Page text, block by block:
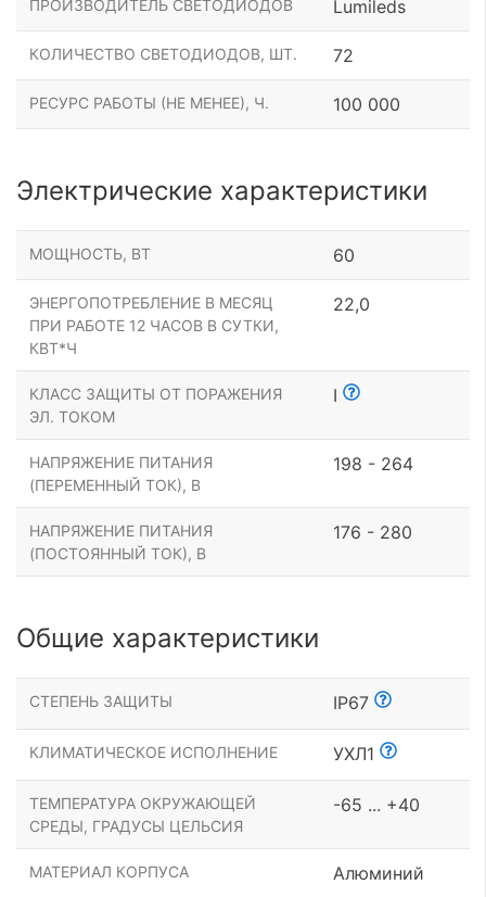
ПРОИЗВОДИТЕЛЬ СВЕТОДИОДОВ Lumileds
КОЛИЧЕСТВО СВЕТОДИОДОВ, ШТ. 72
РЕСУРС РАБОТЫ (НЕ МЕНЕЕ), Ч. 100 000
Электрические характеристики
МОЩНОСТЬ, ВТ 60
ЭНЕРГОПОТРЕБЛЕНИЕ В МЕСЯЦ
ПРИ РАБОТЕ 12 ЧАСОВ В СУТКИ,
КВТ*Ч
22,0
КЛАСС ЗАЩИТЫ ОТ ПОРАЖЕНИЯ
ЭЛ. ТОКОМ
I
НАПРЯЖЕНИЕ ПИТАНИЯ
(ПЕРЕМЕННЫЙ ТОК), В
198 - 264
НАПРЯЖЕНИЕ ПИТАНИЯ
(ПОСТОЯННЫЙ ТОК), В
176 - 280
Общие характеристики
СТЕПЕНЬ ЗАЩИТЫ IP67
КЛИМАТИЧЕСКОЕ ИСПОЛНЕНИЕ УХЛ1
ТЕМПЕРАТУРА ОКРУЖАЮЩЕЙ
СРЕДЫ, ГРАДУСЫ ЦЕЛЬСИЯ
-65 ... +40
МАТЕРИАЛ КОРПУСА Алюминий